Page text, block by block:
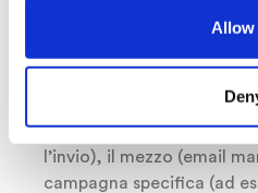
Allow
di email marketing con
sorgente della
piattaforma di email
l’invio), il mezzo (email
campagna specifica (ad